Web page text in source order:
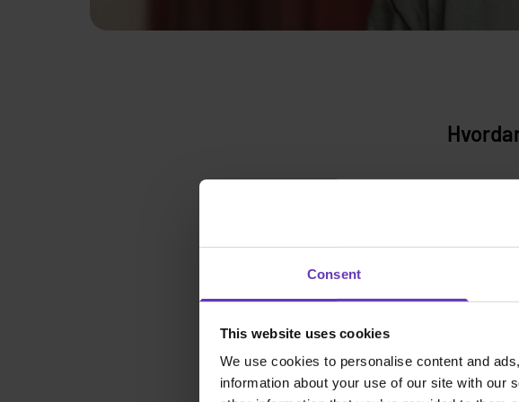
Consent
This website uses cookies
We use cookies to personalise content and
information about your use of our site with our
Jeg
hos